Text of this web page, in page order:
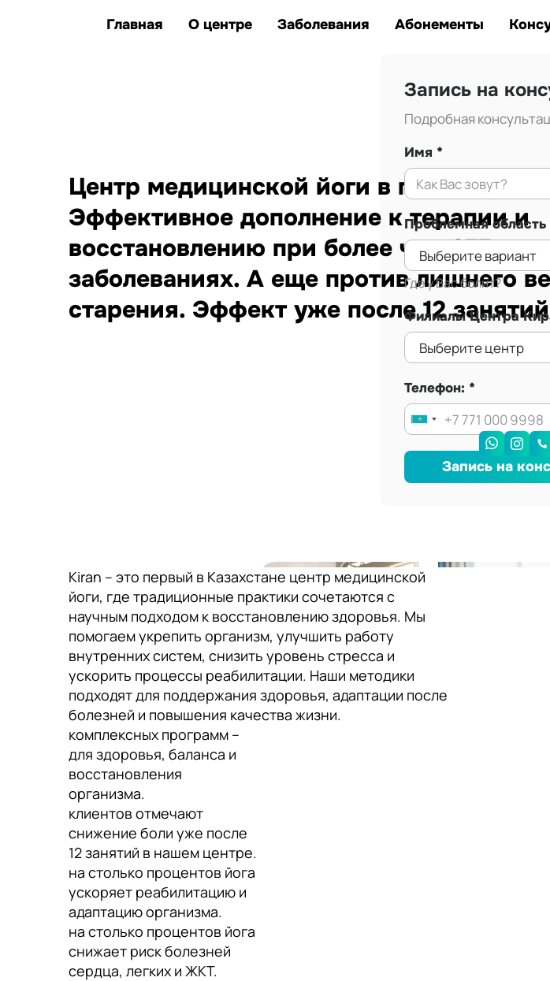
единственные представители Казахстана.
здоровье и качество жизни
заболеваний, при которых
Главная
О центре Заболевания Абонементы
Запись на
Подробная
Имя
Проблемная область
Где у Вас болит?
Филиалы Центра
Телефон:
Запись на
Центр медицинской йоги в г. Алматы.
Эффективное дополнение к терапии и
восстановлению при более чем 875
заболеваниях. А еще против лишнего
старения. Эффект уже после 12
Kiran – это первый в Казахстане центр медицинской
йоги, где традиционные практики сочетаются с
научным подходом к восстановлению здоровья. Мы
помогаем укрепить организм, улучшить работу
внутренних систем, снизить уровень стресса и
ускорить процессы реабилитации. Наши методики
подходят для поддержания здоровья, адаптации после
болезней и повышения качества жизни.
комплексных программ –
для здоровья, баланса и
восстановления
организма.
клиентов отмечают
снижение боли уже после
12 занятий в нашем центре.
на столько процентов йога
ускоряет реабилитацию и
адаптацию организма.
на столько процентов йога
снижает риск болезней
сердца, легких и ЖКТ.